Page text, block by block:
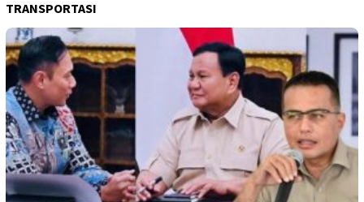
TRANSPORTASI